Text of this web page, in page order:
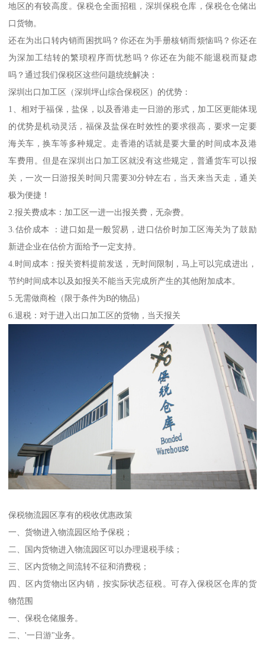
地区的有较高度。保税仓全面招租，深圳保税仓库，保税仓仓储出
口货物。
还在为出口转内销而困扰吗？你还在为手册核销而烦恼吗？你还在
为深加工结转的繁琐程序而忧愁吗？你还在为能不能退税而疑虑
吗？通过我们保税区这些问题统统解决：
深圳出口加工区（深圳坪山综合保税区）的优势：
1、相对于福保，盐保，以及香港走一日游的形式，加工区更能体现
的优势是机动灵活，福保及盐保在时效性的要求很高，要求一定要
海关车，换车等多种规定。走香港的话就是要大量的时间成本及港
车费用。但是在深圳出口加工区就没有这些规定，普通货车可以报
关，一次一日游报关时间只需要30分钟左右，当天来当天走，通关
极为便捷！
2.报关费成本：加工区一进一出报关费，无杂费。
3.估价成本 ：进口如是一般贸易，进口估价时加工区海关为了鼓励
新进企业在估价方面给予一定支持。
4.时间成本：报关资料提前发送，无时间限制，马上可以完成进出，
节约时间成本以及如报关不能当天完成所产生的其他附加成本。
5.无需做商检（限于条件为B的物品）
6.退税：对于进入出口加工区的货物，当天报关
保税物流园区享有的税收优惠政策
一、货物进入物流园区给予保税；
二、国内货物进入物流园区可以办理退税手续；
三、区内货物之间流转不征和消费税；
四、区内货物出区内销，按实际状态征税。可存入保税区仓库的货
物范围
一、保税仓储服务。
二、'一日游"业务。